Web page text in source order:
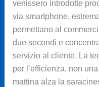
venissero introdotte
via smartphone,
permettano al
due secondi e
servizio al cliente. La
per l’efficienza, non
mattina alza la